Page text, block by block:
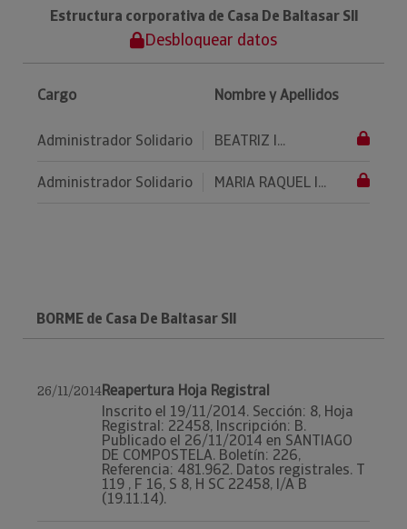
Estructura corporativa de Casa De Baltasar Sll
Desbloquear datos
Cargo Nombre y Apellidos
Administrador Solidario BEATRIZ I...
Administrador Solidario MARIA RAQUEL I...
BORME de Casa De Baltasar Sll
26/11/2014Reapertura Hoja Registral
Inscrito el 19/11/2014. Sección: 8, Hoja
Registral: 22458, Inscripción: B.
Publicado el 26/11/2014 en SANTIAGO
DE COMPOSTELA. Boletín: 226,
Referencia: 481.962. Datos registrales. T
119 , F 16, S 8, H SC 22458, I/A B
(19.11.14).